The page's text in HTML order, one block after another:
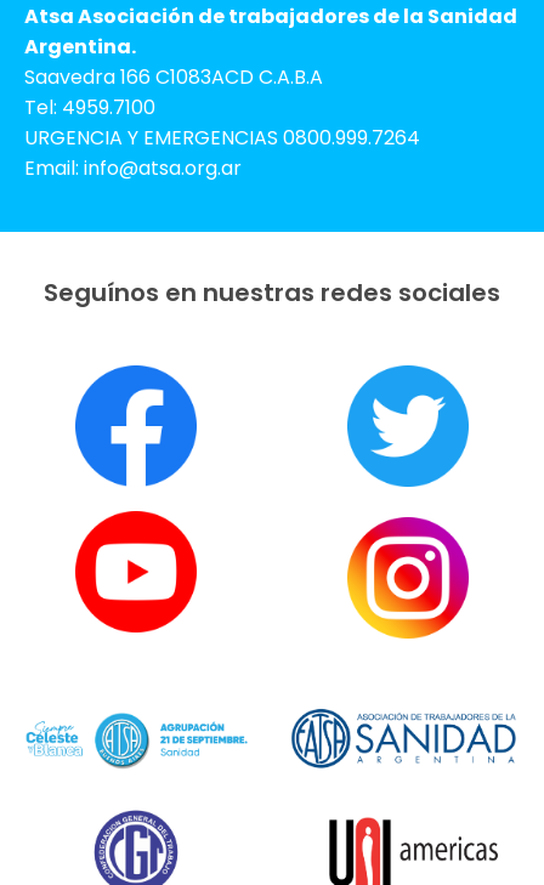
Atsa Asociación de trabajadores de la Sanidad
Argentina.
Saavedra 166 C1083ACD C.A.B.A
Tel: 4959.7100
URGENCIA Y EMERGENCIAS 0800.999.7264
Email: info@atsa.org.ar
Seguínos en nuestras redes sociales